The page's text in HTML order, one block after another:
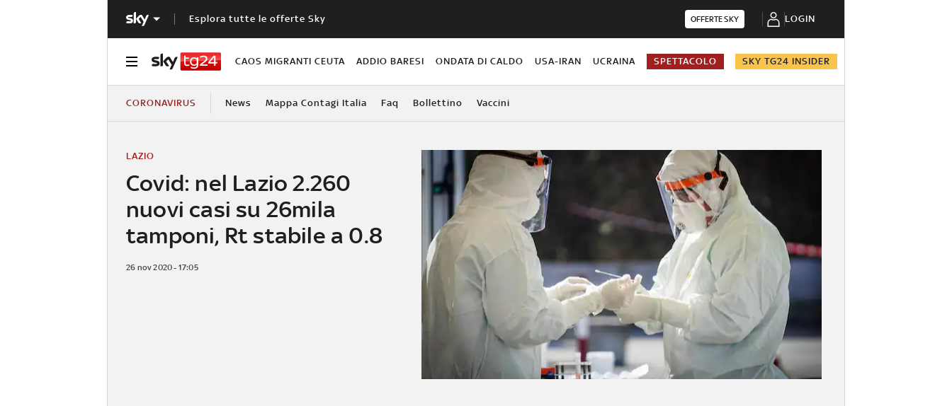
Esplora tutte le offerte Sky OFFERTE SKY LOGIN
CAOS MIGRANTI CEUTA ADDIO BARESI ONDATA DI CALDO USA-IRAN UCRAINA SPETTACOLO SKY TG24 INSIDER
CORONAVIRUS News Mappa Contagi Italia Faq Bollettino Vaccini
Covid: nel Lazio 2.260
nuovi casi su 26mila
tamponi, Rt stabile a 0.8
LAZIO
26 nov 2020 - 17:05